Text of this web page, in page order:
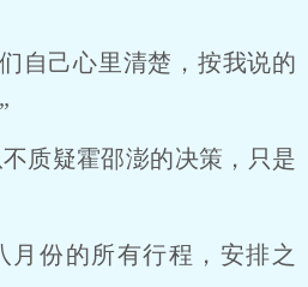
己心里清楚，按我说的
疑霍邵澎的决策，只是
份的所有行程，安排之